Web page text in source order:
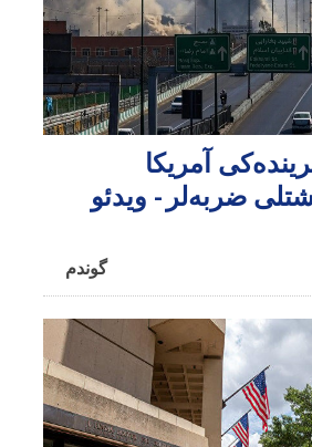
آمریکا
ضربه‌لر - ویدئو
گوندم